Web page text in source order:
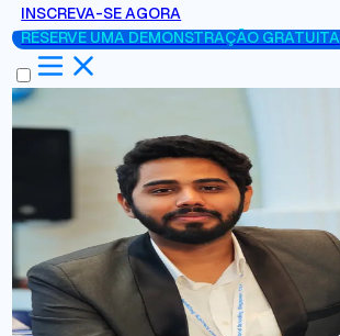
INSCREVA-SE AGORA
RESERVE UMA DEMONSTRAÇÃO GRATUITA